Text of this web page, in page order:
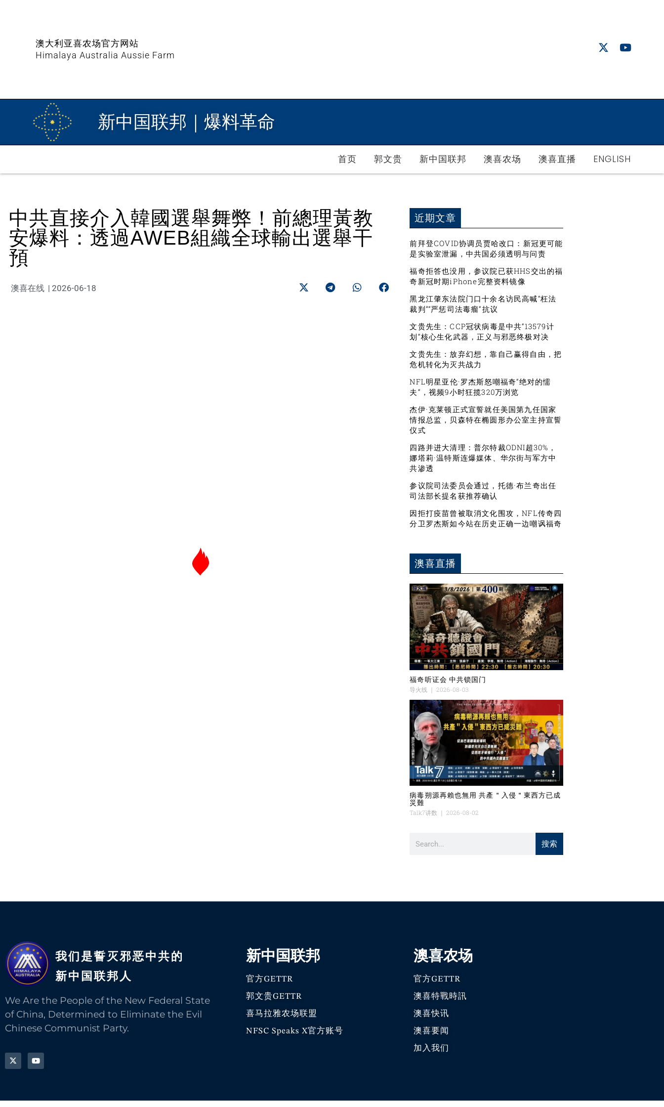
澳大利亚喜农场官方网站
Himalaya Australia Aussie Farm
新中国联邦｜爆料革命
首页 郭文贵 新中国联邦 澳喜农场 澳喜直播 ENGLISH
中共直接介入韓國選舉舞弊！前總理黃教
安爆料：透過AWEB組織全球輸出選舉干
預
澳喜在线 | 2026-06-18
近期文章
前拜登COVID协调员贾哈改口：新冠更可能
是实验室泄漏，中共国必须透明与问责
福奇拒答也没用，参议院已获HHS交出的福
奇新冠时期iPhone完整资料镜像
黑龙江肇东法院门口十余名访民高喊“枉法
裁判”“严惩司法毒瘤”抗议
文贵先生：CCP冠状病毒是中共“13579计
划”核心生化武器，正义与邪恶终极对决
文贵先生：放弃幻想，靠自己赢得自由，把
危机转化为灭共战力
NFL明星亚伦·罗杰斯怒嘲福奇“绝对的懦
夫”，视频9小时狂揽320万浏览
杰伊·克莱顿正式宣誓就任美国第九任国家
情报总监，贝森特在椭圆形办公室主持宣誓
仪式
四路并进大清理：普尔特裁ODNI超30%，
娜塔莉·温特斯连爆媒体、华尔街与军方中
共渗透
参议院司法委员会通过，托德·布兰奇出任
司法部长提名获推荐确认
因拒打疫苗曾被取消文化围攻，NFL传奇四
分卫罗杰斯如今站在历史正确一边嘲讽福奇
澳喜直播
福奇听证会 中共锁国门
导火线
2026-08-03
病毒朔源再賴也無用 共產＂入侵＂東西方已成
災難
Talk7讲数
2026-08-02
搜索
我们是誓灭邪恶中共的
新中国联邦人​
We Are the People of the New Federal State
of China, Determined to Eliminate the Evil
Chinese Communist Party.
新中国联邦
官方GETTR
郭文贵GETTR
喜马拉雅农场联盟
NFSC Speaks X官方账号
澳喜农场
官方GETTR
澳喜特戰時訊
澳喜快讯
澳喜要闻
加入我们